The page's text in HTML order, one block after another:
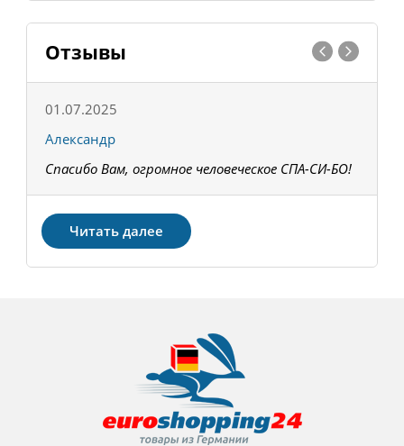
Отзывы
01.07.2025
Александр
Спасибо Вам, огромное человеческое СПА-СИ-БО!
Читать далее